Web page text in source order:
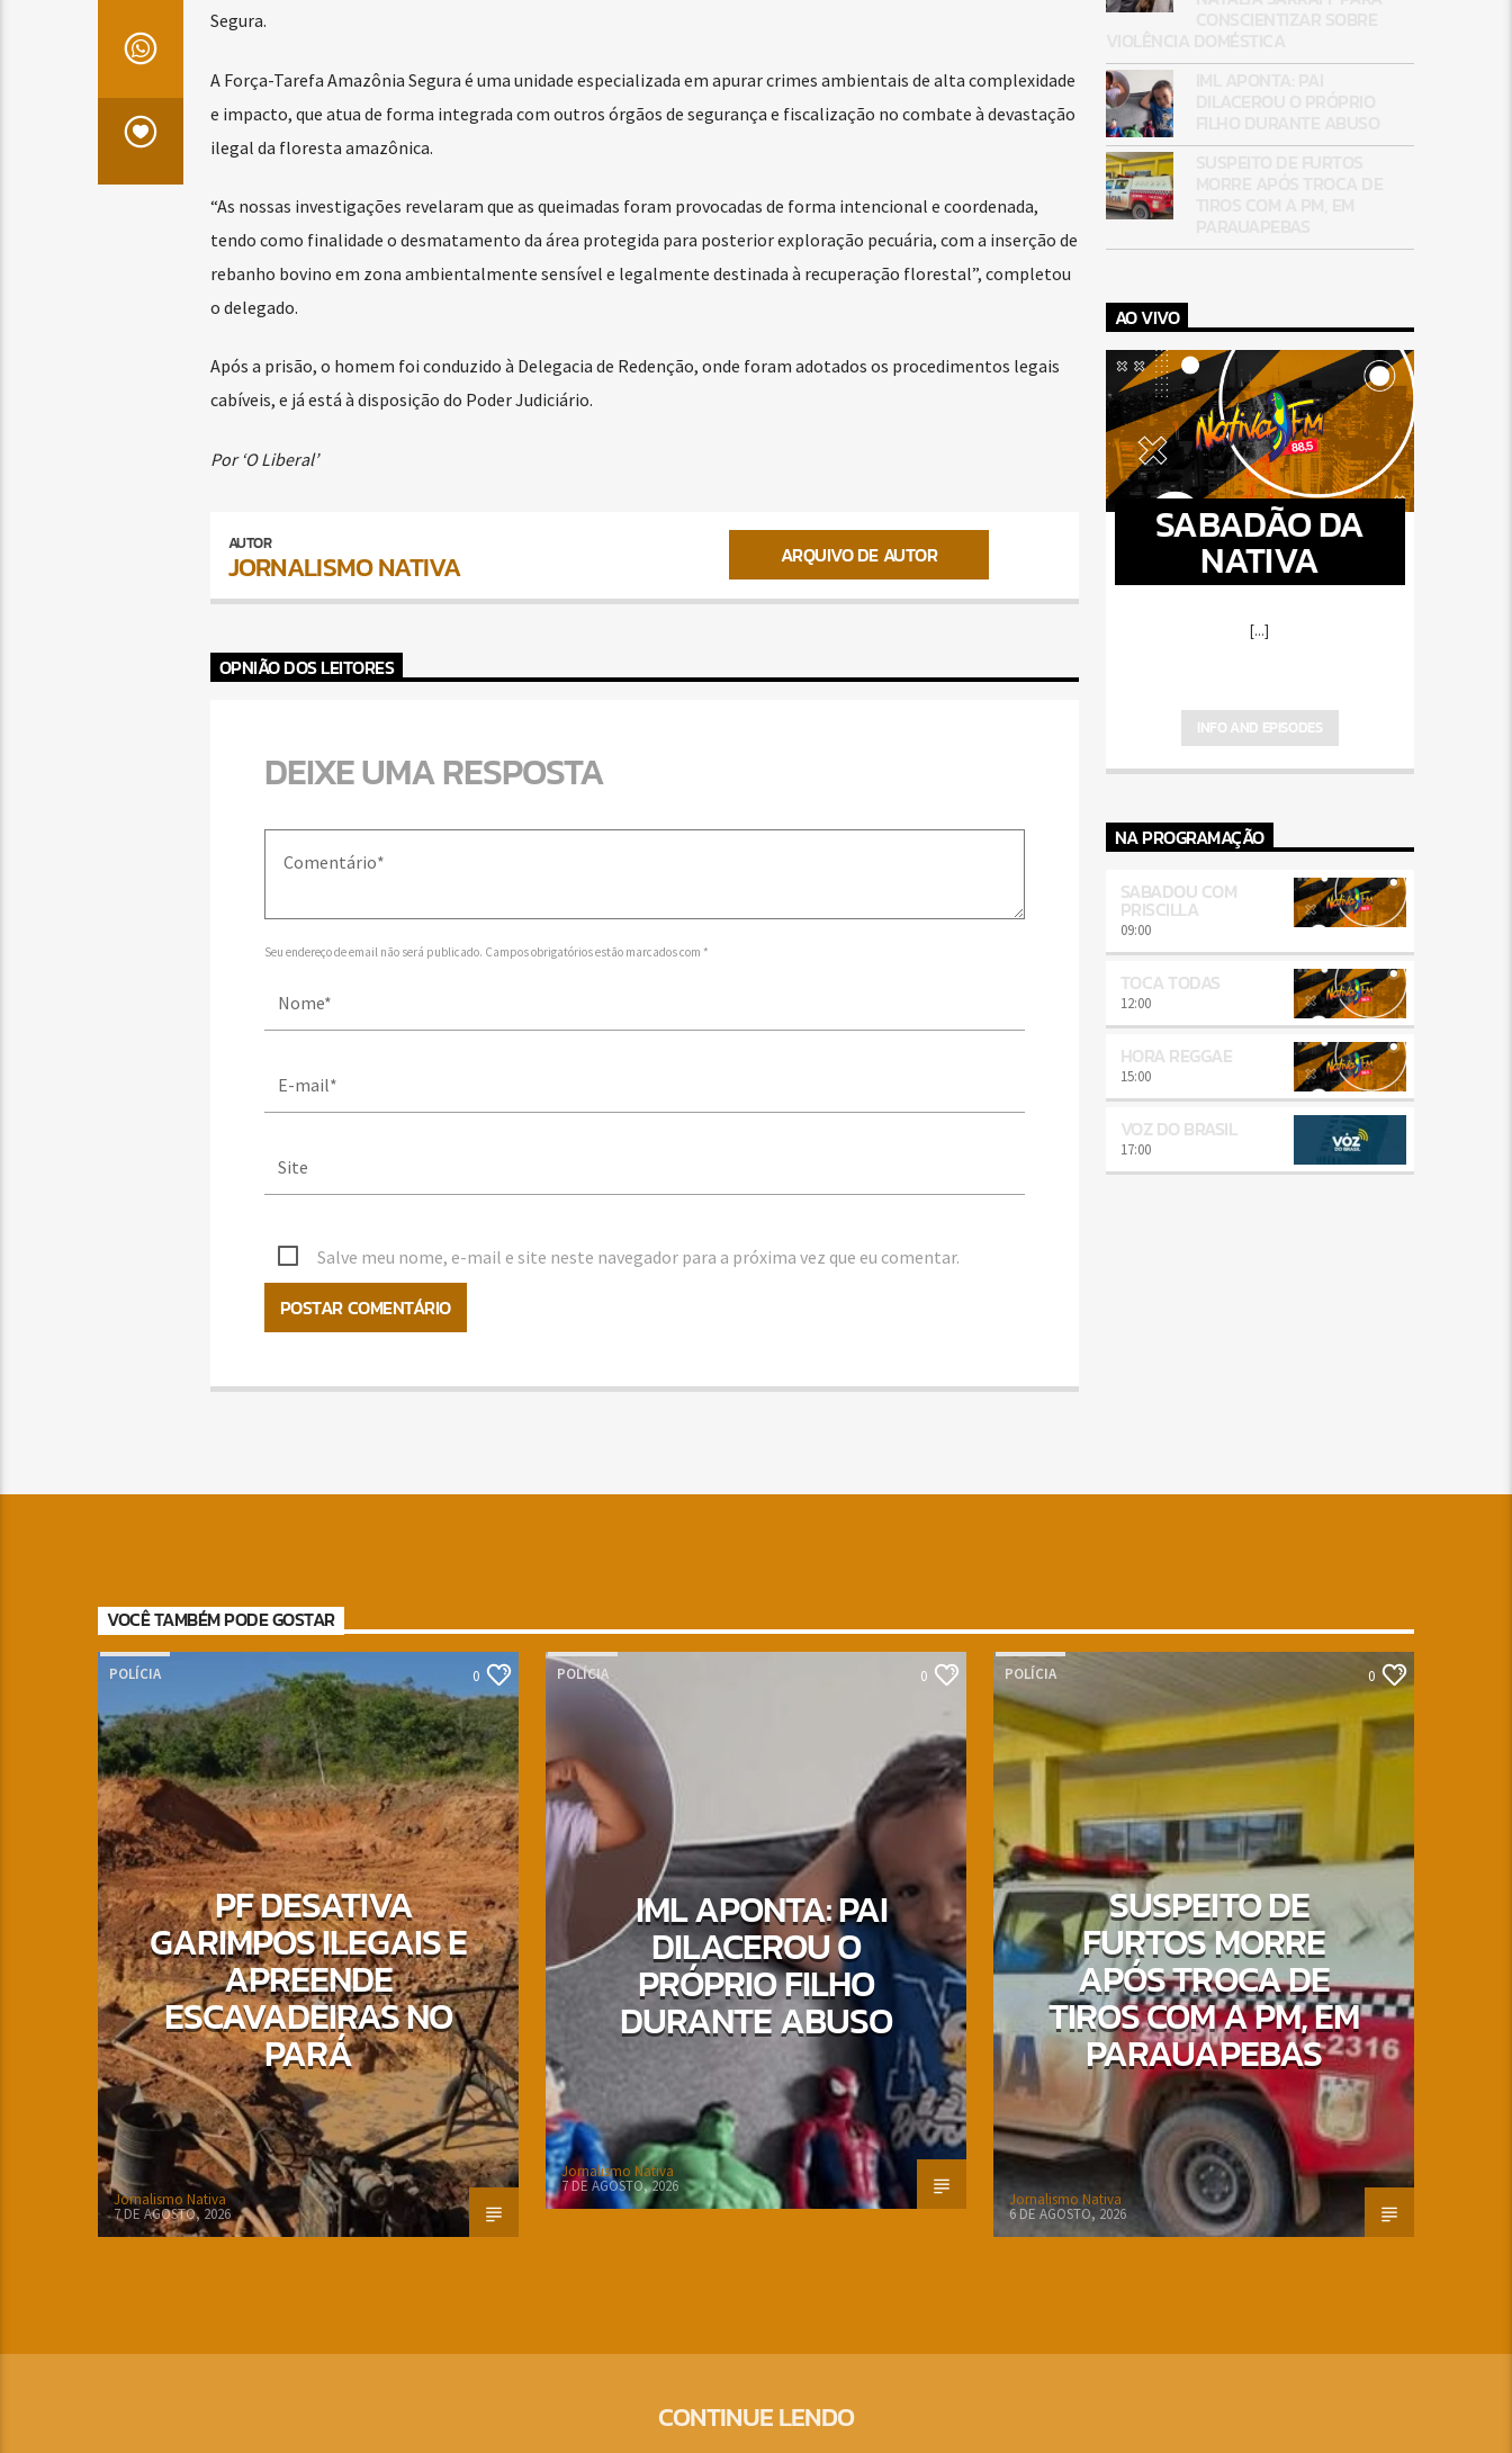
Segura.
A Força-Tarefa Amazônia Segura é uma unidade especializada em apurar crimes ambientais de alta complexidade
e impacto, que atua de forma integrada com outros órgãos de segurança e fiscalização no combate à devastação
ilegal da floresta amazônica.
“As nossas investigações revelaram que as queimadas foram provocadas de forma intencional e coordenada,
tendo como finalidade o desmatamento da área protegida para posterior exploração pecuária, com a inserção de
rebanho bovino em zona ambientalmente sensível e legalmente destinada à recuperação florestal”, completou
o delegado.
Após a prisão, o homem foi conduzido à Delegacia de Redenção, onde foram adotados os procedimentos legais
cabíveis, e já está à disposição do Poder Judiciário.
Por ‘O Liberal’
AUTOR
JORNALISMO NATIVA ARQUIVO DE AUTOR
OPNIÃO DOS LEITORES
DEIXE UMA RESPOSTA
Seu endereço de email não será publicado. Campos obrigatórios estão marcados com *
Salve meu nome, e-mail e site neste navegador para a próxima vez que eu comentar.
AO VIVO
SABADÃO DA
NATIVA
[...]
INFO AND EPISODES
NA PROGRAMAÇÃO
SABADOU COM
PRISCILLA
09:00
TOCA TODAS
12:00
HORA REGGAE
15:00
VOZ DO BRASIL
17:00
VOCÊ TAMBÉM PODE GOSTAR
POLÍCIA 0
PF DESATIVA
GARIMPOS ILEGAIS E
APREENDE
ESCAVADEIRAS NO
PARÁ
Jornalismo Nativa
7 DE AGOSTO, 2026
POLÍCIA 0
IML APONTA: PAI
DILACEROU O
PRÓPRIO FILHO
DURANTE ABUSO
Jornalismo Nativa
7 DE AGOSTO, 2026
POLÍCIA 0
SUSPEITO DE
FURTOS MORRE
APÓS TROCA DE
TIROS COM A PM, EM
PARAUAPEBAS
Jornalismo Nativa
6 DE AGOSTO, 2026
CONTINUE LENDO